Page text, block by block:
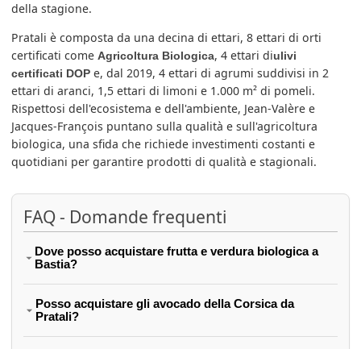
della stagione.
Pratali è composta da una decina di ettari, 8 ettari di orti
certificati comeAgricoltura Biologica, 4 ettari diulivi
certificati DOP e, dal 2019, 4 ettari di agrumi suddivisi in 2
ettari di aranci, 1,5 ettari di limoni e 1.000 m² di pomeli.
Rispettosi dell'ecosistema e dell'ambiente, Jean-Valère e
Jacques-François puntano sulla qualità e sull'agricoltura
biologica, una sfida che richiede investimenti costanti e
quotidiani per garantire prodotti di qualità e stagionali.
FAQ - Domande frequenti
Dove posso acquistare frutta e verdura biologica a
Bastia?
Posso acquistare gli avocado della Corsica da
Pratali?